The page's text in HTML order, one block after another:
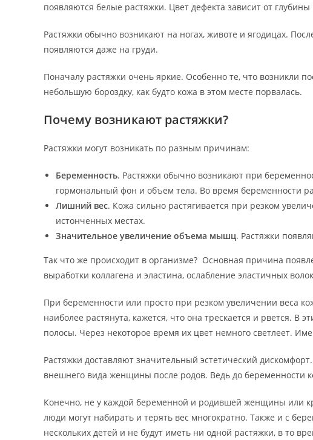
появляются белые растяжки. Цвет дефекта зависит от
Растяжки обычно возникают на ногах, животе и ягодицах.
появляются даже на груди.
Поначалу растяжки очень яркие. Особенно те, что возникли
небольшую бороздку, как будто кожа в этом месте порвалась.
Почему возникают растяжки?
Растяжки могут возникать по разным причинам:
Беременность. Растяжки обычно возникают при
гормональный фон и объем тела. Во время беременности
Лишний вес. Кожа сильно растягивается при резком
истонченных местах.
Значительное увеличение объема мышц. Растяжки
Так что же происходит в организме? Основная причина
выработки коллагена и эластина, ослабление эластичных
При беременности или просто при резком увеличении веса
наиболее растянута, кажется, что она трескается и рвется. В
полосы. Через некоторое время их цвет немного светлеет.
Растяжки доставляют значительный эстетический
внешнего вида женщины после родов. Ведь до беременности
Конечно, не у каждой беременной и родившей женщины или
люди могут набирать и терять вес многократно. Также и с
нескольких детей и не будут иметь ни одной растяжки, в то